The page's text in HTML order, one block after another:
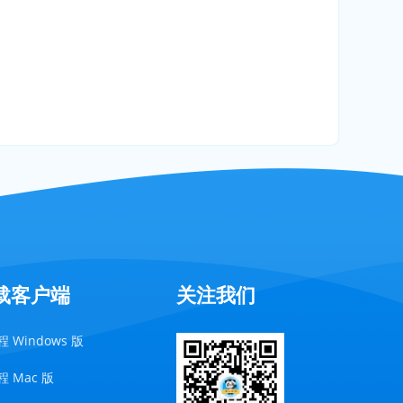
客户端
Windows 版
Mac 版
关注我们